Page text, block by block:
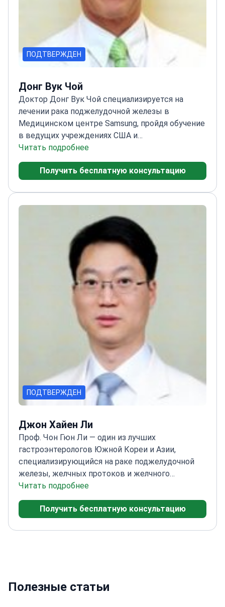
ПОДТВЕРЖДЕН
Донг Вук Чой
Доктор Донг Вук Чой специализируется на
лечении рака поджелудочной железы в
Медицинском центре Samsung, пройдя обучение
в ведущих учреждениях США и
Японии.
Стажировка в Питтсбургском
университете, лидере в области хирургической
онкологииЧлен Международной ассоциации
хирургииАктивный участник Корейского клуба
хирургии поджелудочной железыОрдинатура и
интернатура в Больнице Сеульского
национального университета
Читать подробнее
Получить бесплатную консультацию
ПОДТВЕРЖДЕН
Джон Хайен Ли
Проф. Чон Гюн Ли — один из лучших
гастроэнтерологов Южной Кореи и Азии,
специализирующийся на раке поджелудочной
железы, желчных протоков и желчного
пузыря.
Гастроэнтеролог в Медицинском
центре SamsungПрошел обучение в Сеульском
национальном университете и Калифорнийском
Читать подробнее
Получить бесплатную консультацию
Полезные статьи